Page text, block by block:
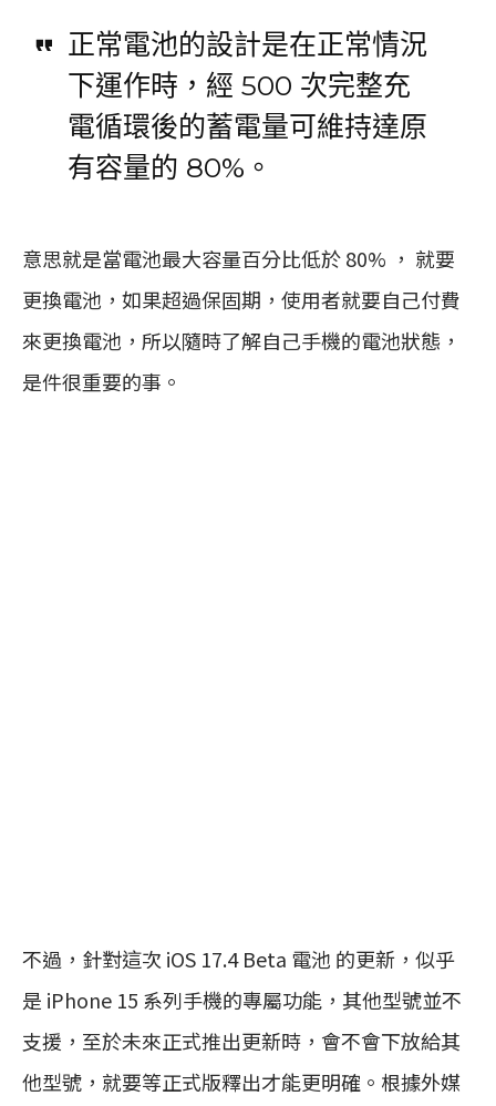
正常電池的設計是在正常情況
下運作時，經 500 次完整充
電循環後的蓄電量可維持達原
有容量的 80%。
意思就是當電池最大容量百分比低於 80% ， 就要
更換電池，如果超過保固期，使用者就要自己付費
來更換電池，所以隨時了解自己手機的電池狀態，
是件很重要的事。
不過，針對這次 iOS 17.4 Beta 電池 的更新，似乎
是 iPhone 15 系列手機的專屬功能，其他型號並不
支援，至於未來正式推出更新時，會不會下放給其
他型號，就要等正式版釋出才能更明確。根據外媒